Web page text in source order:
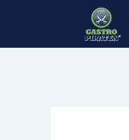
springen